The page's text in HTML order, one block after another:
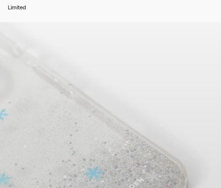
Limited